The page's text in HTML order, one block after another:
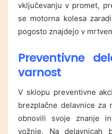
vključevanju v promet,
se motorna kolesa
pogosto znajdejo v
Preventivne
varnost
V sklopu preventivne
brezplačne delavnice za
obnovili svoje znanje
vožnje. Na delavnicah